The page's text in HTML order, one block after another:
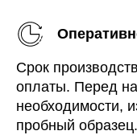
Срок
оплаты. Перед
необходимости,
пробный